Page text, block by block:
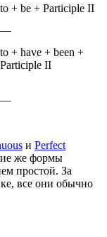
to + be + Participle II
—
to + have + been +
Participle II
—
и Perfect
же формы
простой. За
все они обычно